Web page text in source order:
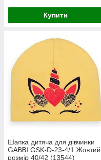
Купити
Шапка дитяча для дівчинки
GABBI GSK-D-23-4/1 Жовтий
розмір 40/42 (13544)